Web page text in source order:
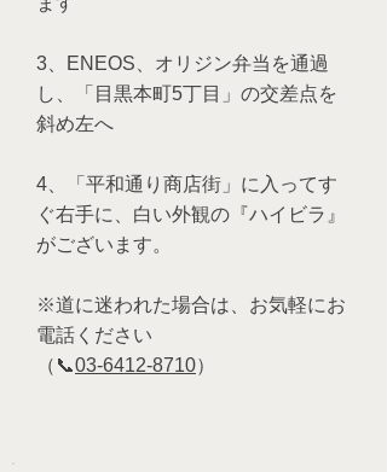
3、ENEOS、オリジン弁当を通過
し、「目黒本町5丁目」の交差点を
斜め左へ
4、「平和通り商店街」に入ってす
ぐ右手に、白い外観の『ハイビラ』
がございます。
※道に迷われた場合は、お気軽にお
電話ください
（📞03-6412-8710）